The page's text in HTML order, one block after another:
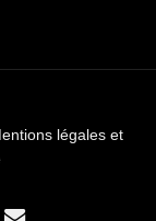
légales et
email